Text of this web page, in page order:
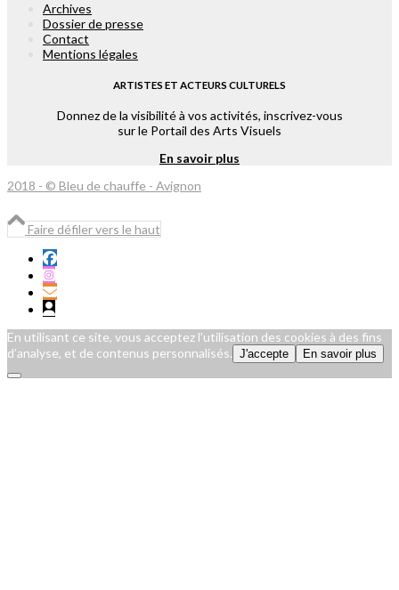
Archives
Dossier de presse
Contact
Mentions légales
ARTISTES ET ACTEURS CULTURELS
Donnez de la visibilité à vos activités, inscrivez-vous
sur le Portail des Arts Visuels
En savoir plus
2018 - © Bleu de chauffe - Avignon
Faire défiler vers le haut
En utilisant ce site, vous acceptez l’utilisation des cookies à des fins
d’analyse, et de contenus personnalisés. J'accepte En savoir plus